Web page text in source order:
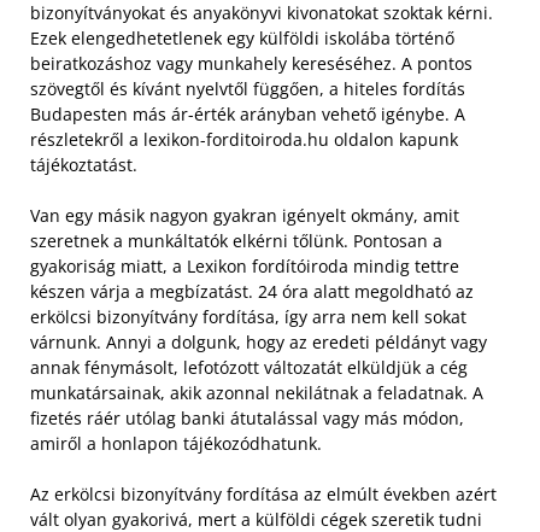
bizonyítványokat és anyakönyvi kivonatokat szoktak kérni.
Ezek elengedhetetlenek egy külföldi iskolába történő
beiratkozáshoz vagy munkahely kereséséhez. A pontos
szövegtől és kívánt nyelvtől függően, a hiteles fordítás
Budapesten más ár-érték arányban vehető igénybe. A
részletekről a lexikon-forditoiroda.hu oldalon kapunk
tájékoztatást.
Van egy másik nagyon gyakran igényelt okmány, amit
szeretnek a munkáltatók elkérni tőlünk. Pontosan a
gyakoriság miatt, a Lexikon fordítóiroda mindig tettre
készen várja a megbízatást. 24 óra alatt megoldható az
erkölcsi bizonyítvány fordítása, így arra nem kell sokat
várnunk. Annyi a dolgunk, hogy az eredeti példányt vagy
annak fénymásolt, lefotózott változatát elküldjük a cég
munkatársainak, akik azonnal nekilátnak a feladatnak. A
fizetés ráér utólag banki átutalással vagy más módon,
amiről a honlapon tájékozódhatunk.
Az erkölcsi bizonyítvány fordítása az elmúlt években azért
vált olyan gyakorivá, mert a külföldi cégek szeretik tudni